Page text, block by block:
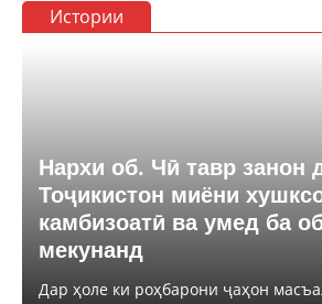
Истории
Нархи об. Чӣ тавр занон
Тоҷикистон миёни
камбизоатӣ ва умед ба
мекунанд
Дар ҳоле ки роҳбарони ҷаҳон